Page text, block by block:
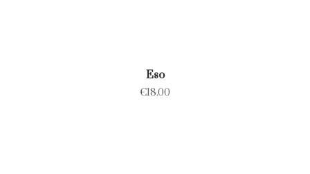
Eso
€18.00